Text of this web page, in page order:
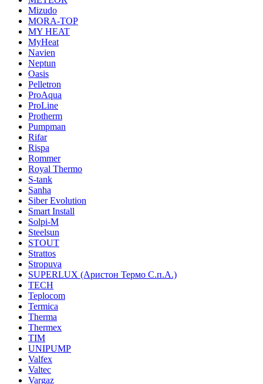
Mizudo
MORA-TOP
MY HEAT
MyHeat
Navien
Neptun
Oasis
Pelletron
ProAqua
ProLine
Protherm
Pumpman
Rifar
Rispa
Rommer
Royal Thermo
S-tank
Sanha
Siber Evolution
Smart Install
Solpi-M
Steelsun
STOUT
Strattos
Stropuva
SUPERLUX (Аристон Термо С.п.А.)
TECH
Teplocom
Termica
Therma
Thermex
TIM
UNIPUMP
Valfex
Valtec
Vargaz